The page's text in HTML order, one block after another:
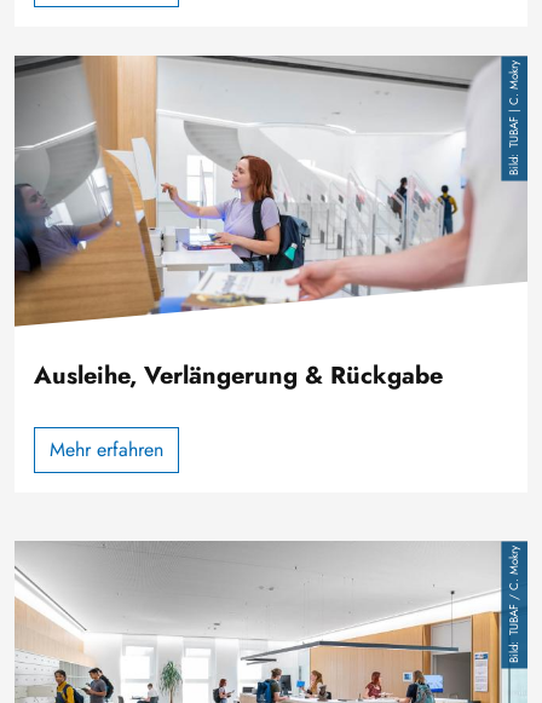
Bild TUBAF | C. Mokry
Ausleihe, Verlängerung & Rückgabe
Mehr erfahren
TUBAF / C. Mokry